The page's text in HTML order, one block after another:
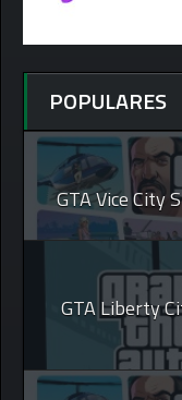
POPULARES
GTA Vice City
GTA Liberty